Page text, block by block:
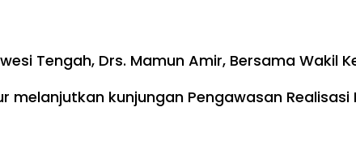
Tengah, Drs. Mamun Amir, Bersama Wakil
kunjungan Pengawasan Realisasi